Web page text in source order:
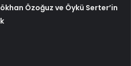
Özoğuz ve Öykü Serter’in